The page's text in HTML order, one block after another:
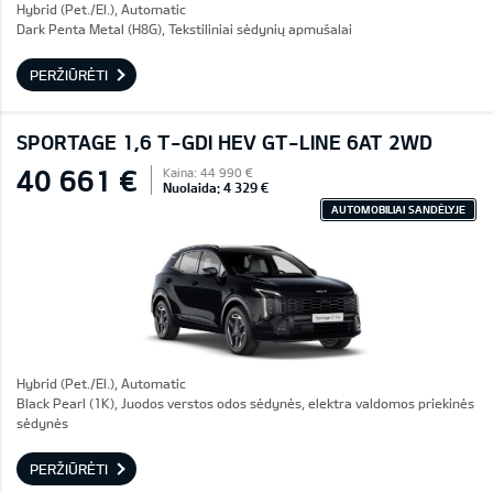
Hybrid (Pet./El.), Automatic
Dark Penta Metal (H8G), Tekstiliniai sėdynių apmušalai
PERŽIŪRĖTI
SPORTAGE 1,6 T-GDI HEV GT-LINE 6AT 2WD
40 661 € Kaina: 44 990 €
Nuolaida: 4 329 €
AUTOMOBILIAI SANDĖLYJE
Hybrid (Pet./El.), Automatic
Black Pearl (1K), Juodos verstos odos sėdynės, elektra valdomos priekinės
sėdynės
PERŽIŪRĖTI